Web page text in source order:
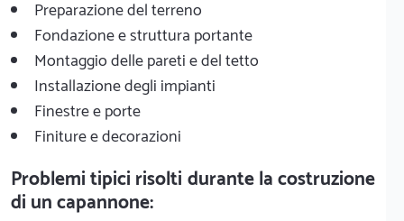
Preparazione del terreno
Fondazione e struttura portante
Montaggio delle pareti e del tetto
Installazione degli impianti
Finestre e porte
Finiture e decorazioni
Problemi tipici risolti durante la costruzione
di un capannone: